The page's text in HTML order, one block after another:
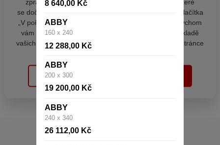
8 640,00 Kč
ABBY
160 x 240
12 288,00 Kč
ABBY
200 x 300
19 200,00 Kč
ABBY
240 x 340
26 112,00 Kč
Konec výroby
zpracováním souborů cookies - malých souborů, které
se dočasně ukládají ve vašem prohlížeči. Stisknutím tlačítka
„V pořádku“ souhlasíte s nastavením cookies tak, abychom
vám poskytovali smysluplné a užitečné služby na základě
vašich údajů. Svůj souhlas můžete kdykoli změnit na stránce
Spravovat cookies